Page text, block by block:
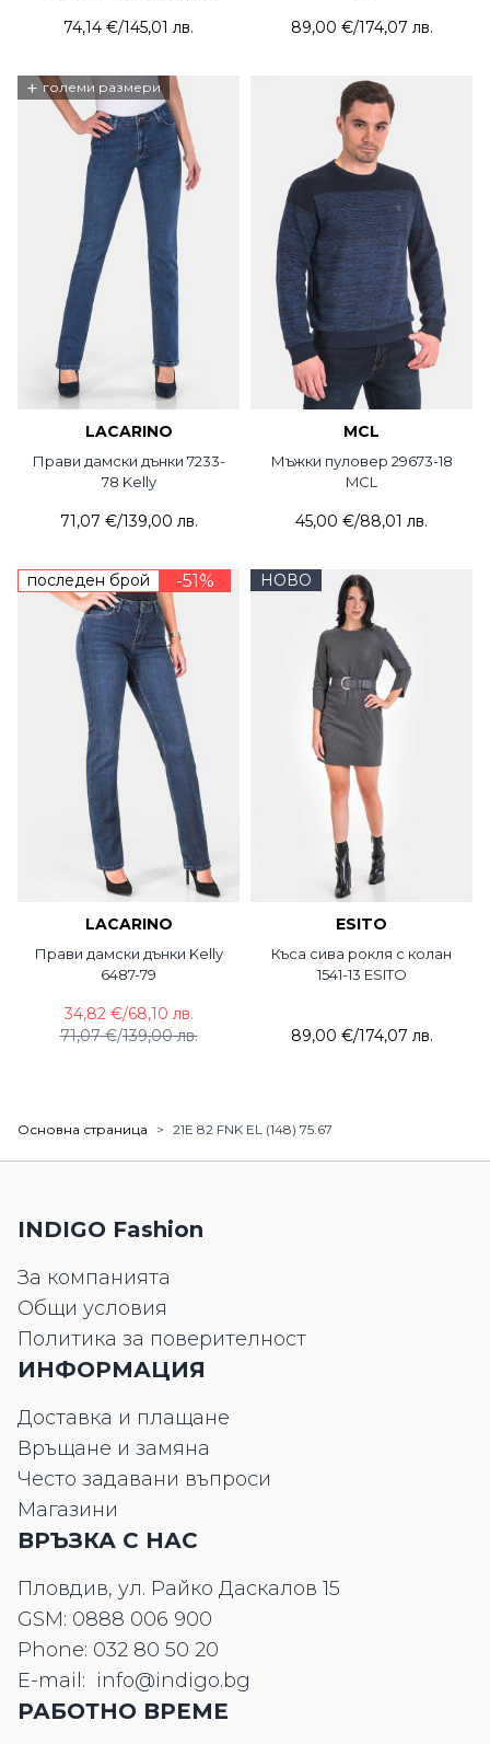
74,14 €/145,01 лв. 89,00 €/174,07 лв.
+ големи размери
LACARINO
Прави дамски дънки 7233-
78 Kelly
71,07 €/139,00 лв.
MCL
Мъжки пуловер 29673-18
MCL
45,00 €/88,01 лв.
последен брой -51%
LACARINO
Прави дамски дънки Kelly
6487-79
71,07 €/139,00 лв.
34,82 €/68,10 лв.
НОВО
ESITO
Къса сива рокля с колан
1541-13 ESITO
89,00 €/174,07 лв.
Основна страница > 21E 82 FNK EL (148) 75.67
INDIGO Fashion
За компанията
Общи условия
Политика за поверителност
ИНФОРМАЦИЯ
Доставка и плащане
Връщане и замяна
Често задавани въпроси
Магазини
ВРЪЗКА С НАС
Пловдив, ул. Райко Даскалов 15
GSM: 0888 006 900
Phone: 032 80 50 20
E-mail: info@indigo.bg
РАБОТНО ВРЕМЕ